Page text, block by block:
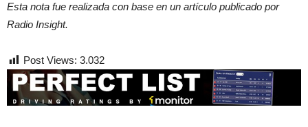
Esta nota fue realizada con base en un artículo publicado por
Radio Insight.
Post Views: 3.032